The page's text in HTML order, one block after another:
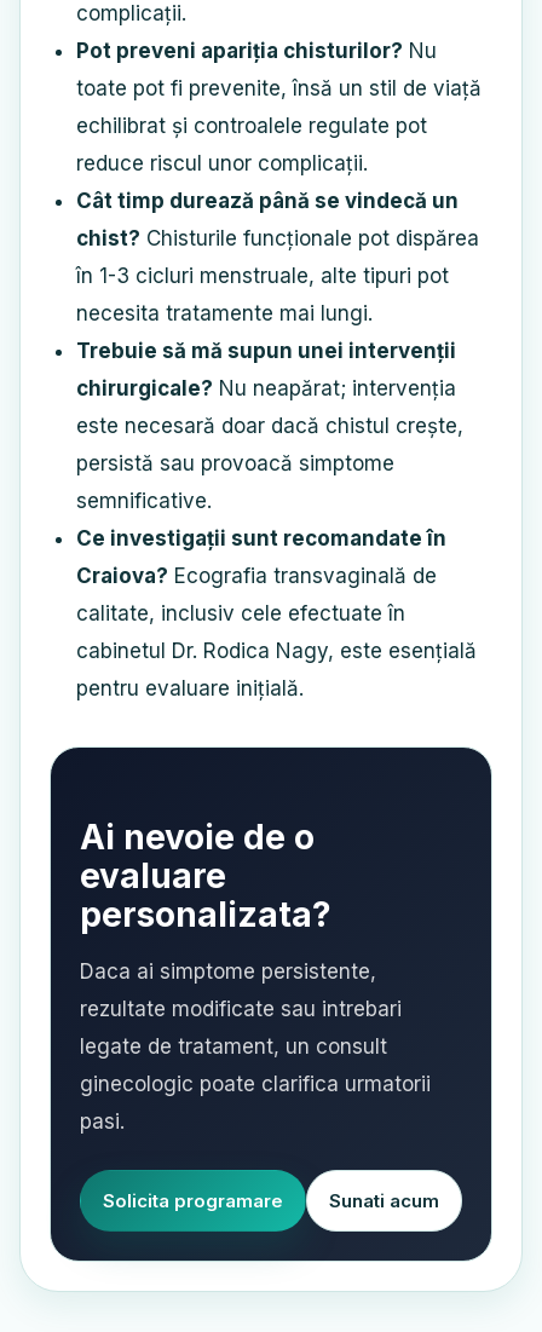
complicații.
Pot preveni apariția chisturilor? Nu
toate pot fi prevenite, însă un stil de viață
echilibrat și controalele regulate pot
reduce riscul unor complicații.
Cât timp durează până se vindecă un
chist? Chisturile funcționale pot dispărea
în 1-3 cicluri menstruale, alte tipuri pot
necesita tratamente mai lungi.
Trebuie să mă supun unei intervenții
chirurgicale? Nu neapărat; intervenția
este necesară doar dacă chistul crește,
persistă sau provoacă simptome
semnificative.
Ce investigații sunt recomandate în
Craiova? Ecografia transvaginală de
calitate, inclusiv cele efectuate în
cabinetul Dr. Rodica Nagy, este esențială
pentru evaluare inițială.
Ai nevoie de o
evaluare
personalizata?
Daca ai simptome persistente,
rezultate modificate sau intrebari
legate de tratament, un consult
ginecologic poate clarifica urmatorii
pasi.
Solicita programare Sunati acum